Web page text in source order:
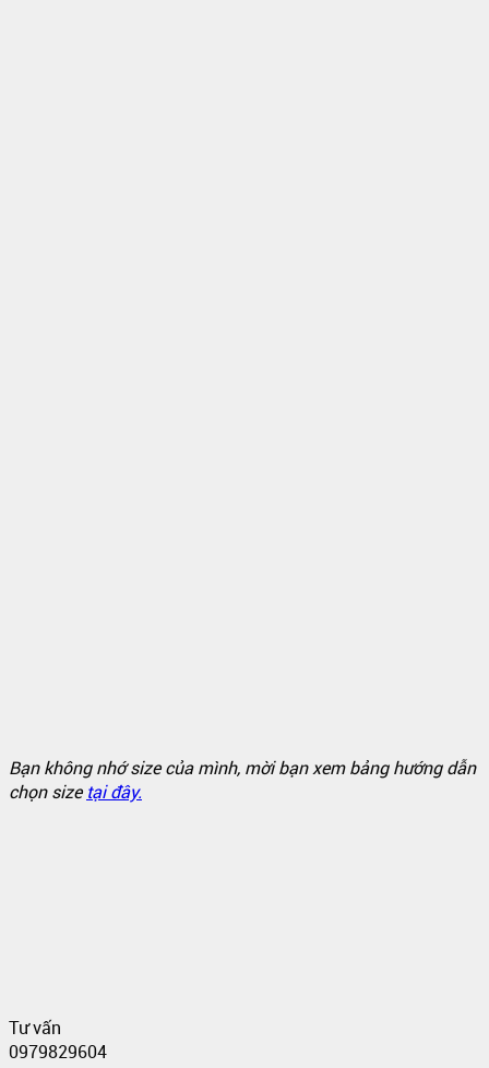
Bạn không nhớ size của mình, mời bạn xem bảng hướng dẫn
chọn size tại đây.
Tư vấn
0979829604